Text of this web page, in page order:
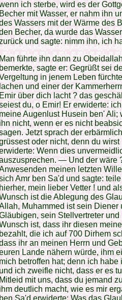
ich sterbe, wird es der
mit Wasser, er nahm ihn
Wassers mit der Wärme des
Becher, da wurde das
und sagte: nimm ihn, ich
führte ihn dann zu
sagte er: Gegrüßt sei
in jenem Leben
und einer der
über dich lacht ? das
du, о Emir! Er erwiderte:
Augenlust Husein ben'
nicht, wenn er es nicht
Jetzt sprach der
oder nicht, denn du
Wenn dies
— Und der wäre
meinen letzten
Amr ben Sa'd und sagte:
mein lieber Vetter ! und
ist die Ablegung des
Muhammed ist sein Diener
sein Stellvertreter
ist, dass ihr diesen
die ich auf 700 Dirhem
ihr an meinen Herrn und
Lande nähern würde, ihm
betroffen hat; denn ich
ich zweifle nicht, dass er es
mit uns, dass du jemand
deutlich macht, wie es mir